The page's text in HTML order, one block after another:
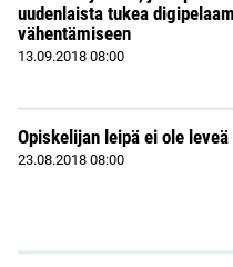
uudenlaista tukea
vähentämiseen
13.09.2018 08:00
Opiskelijan leipä ei ole
23.08.2018 08:00